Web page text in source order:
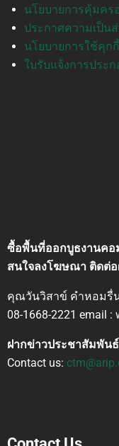
นโยบายการคุ้มค
ประกาศความเป็น
นโยบายการใช้คุกกี้
ใบรับแจ้งการประ
ซื้อพื้นที่ออกบูธงานคอ
สนใจลงโฆษณา ติดต่อ
คุณวันวิสาข์ คำหอมรื่
08-1668-2221 email :
ฝากข่าวประชาสัมพันธ์
Contact us: